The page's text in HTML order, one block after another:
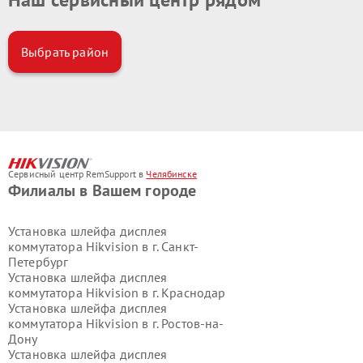
Выбрать район
Сервисный центр RemSupport в Челябинске
Филиалы в Вашем городе
Установка шлейфа дисплея
коммутатора Hikvision в г. Санкт-
Петербург
Установка шлейфа дисплея
коммутатора Hikvision в г. Краснодар
Установка шлейфа дисплея
коммутатора Hikvision в г. Ростов-на-
Дону
Установка шлейфа дисплея